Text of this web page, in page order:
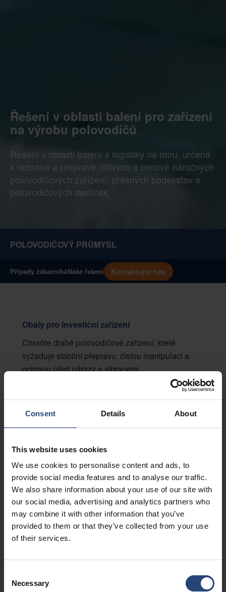
Consent Details About
This website uses cookies
We use cookies to personalise content and ads, to
provide social media features and to analyse our traffic.
We also share information about your use of our site with
our social media, advertising and analytics partners who
may combine it with other information that you’ve
provided to them or that they’ve collected from your use
of their services.
Selection
Necessary
Řešení v oblasti balení pro zařízení
na výrobu polovodičů
Řešení v oblasti balení a logistiky na míru, určená
k ochraně a přepravě citlivých a cenově náročných
polovodičových zařízení, přesných podsestav a
polovodičových destiček.
POLOVODIČOVÝ PRŮMYSL
Případy zákazníkůNaše řešení Kontaktujte nás
Obaly pro investiční zařízení
Chraňte drahé polovodičové zařízení, které
vyžaduje stabilní přepravu, čistou manipulaci a
ochranu před nárazy a vibracemi.
Obalové materiály pro součástky, nástroje a
Zajišťuje bezpečnou manipulaci a přepravu
citlivých polovodičových součástek, nástrojů a
destiček, které vyžadují kontrolu kontaminace a
fyzickou ochranu.
Zjistěte více
Obaly pro čisté prostory
Zajistěte manipulaci a přepravu citlivých produktů